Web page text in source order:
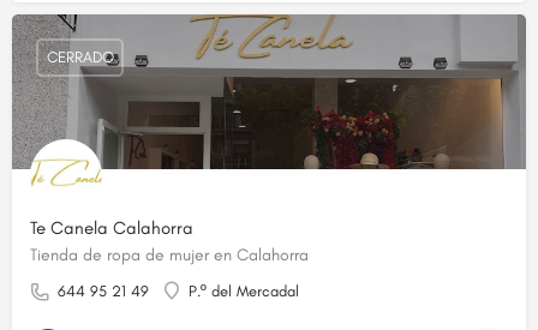
Te Canela Calahorra
Tienda de ropa de mujer en Calahorra
644 95 21 49 P.º del Mercadal
CERRADO